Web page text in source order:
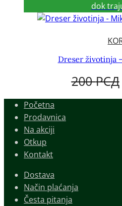
dok
Dreser životinja
200РСД
Početna
Prodavnica
Na akciji
Otkup
Kontakt
Dostava
Način plaćanja
Česta pitanja